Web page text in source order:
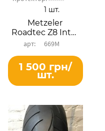
Metzeler
Roadtec Z8 Interact
669М
1 шт.
1 500 грн/
шт.